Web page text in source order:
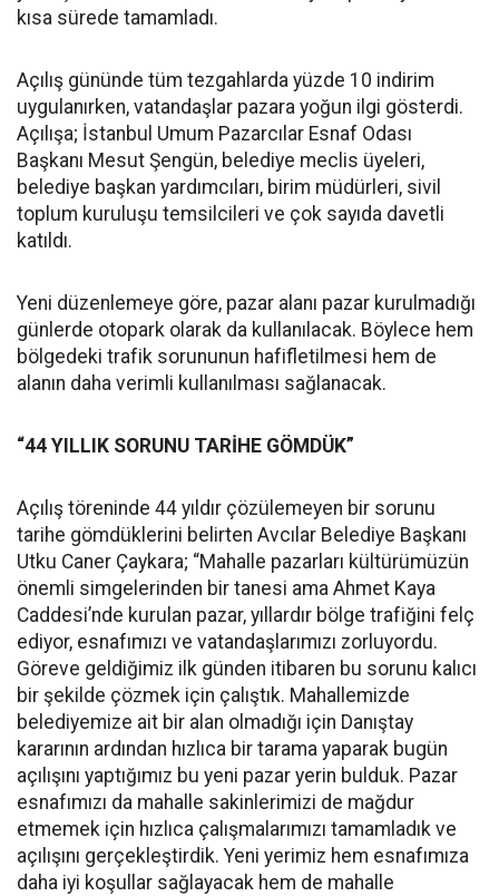
kısa sürede tamamladı.
Açılış gününde tüm tezgahlarda yüzde 10 indirim
uygulanırken, vatandaşlar pazara yoğun ilgi gösterdi.
Açılışa; İstanbul Umum Pazarcılar Esnaf Odası
Başkanı Mesut Şengün, belediye meclis üyeleri,
belediye başkan yardımcıları, birim müdürleri, sivil
toplum kuruluşu temsilcileri ve çok sayıda davetli
katıldı.
Yeni düzenlemeye göre, pazar alanı pazar kurulmadığı
günlerde otopark olarak da kullanılacak. Böylece hem
bölgedeki trafik sorununun hafifletilmesi hem de
alanın daha verimli kullanılması sağlanacak.
“44 YILLIK SORUNU TARİHE GÖMDÜK”
Açılış töreninde 44 yıldır çözülemeyen bir sorunu
tarihe gömdüklerini belirten Avcılar Belediye Başkanı
Utku Caner Çaykara; “Mahalle pazarları kültürümüzün
önemli simgelerinden bir tanesi ama Ahmet Kaya
Caddesi’nde kurulan pazar, yıllardır bölge trafiğini felç
ediyor, esnafımızı ve vatandaşlarımızı zorluyordu.
Göreve geldiğimiz ilk günden itibaren bu sorunu kalıcı
bir şekilde çözmek için çalıştık. Mahallemizde
belediyemize ait bir alan olmadığı için Danıştay
kararının ardından hızlıca bir tarama yaparak bugün
açılışını yaptığımız bu yeni pazar yerin bulduk. Pazar
esnafımızı da mahalle sakinlerimizi de mağdur
etmemek için hızlıca çalışmalarımızı tamamladık ve
açılışını gerçekleştirdik. Yeni yerimiz hem esnafımıza
daha iyi koşullar sağlayacak hem de mahalle